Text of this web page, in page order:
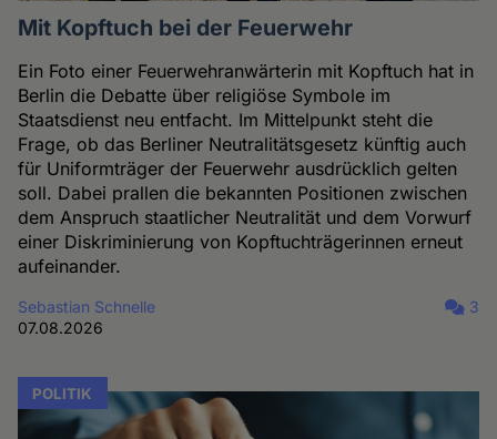
Mit Kopftuch bei der Feuerwehr
Ein Foto einer Feuerwehranwärterin mit Kopftuch hat in
Berlin die Debatte über religiöse Symbole im
Staatsdienst neu entfacht. Im Mittelpunkt steht die
Frage, ob das Berliner Neutralitätsgesetz künftig auch
für Uniformträger der Feuerwehr ausdrücklich gelten
soll. Dabei prallen die bekannten Positionen zwischen
dem Anspruch staatlicher Neutralität und dem Vorwurf
einer Diskriminierung von Kopftuchträgerinnen erneut
aufeinander.
Sebastian Schnelle
07.08.2026
3
POLITIK